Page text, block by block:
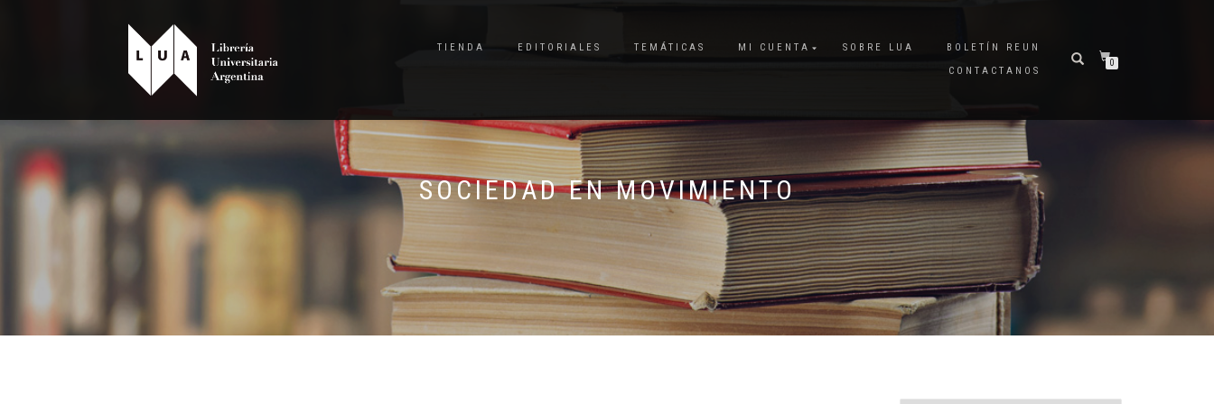
TIENDA EDITORIALES TEMÁTICAS MI CUENTA SOBRE LUA
BOLETÍN REUN
CONTACTANOS
0
SOCIEDAD EN MOVIMIENTO